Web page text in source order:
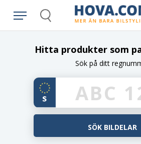
Search
Hitta produkter som
Sök på ditt